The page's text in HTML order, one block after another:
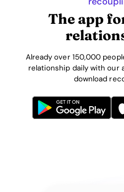
The app
Already over 150,000
relationship daily with our
download